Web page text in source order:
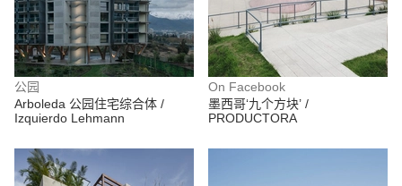
公园
Arboleda 公园住宅综合体 /
Izquierdo Lehmann
On Facebook
墨西哥‘九个方块’ /
PRODUCTORA